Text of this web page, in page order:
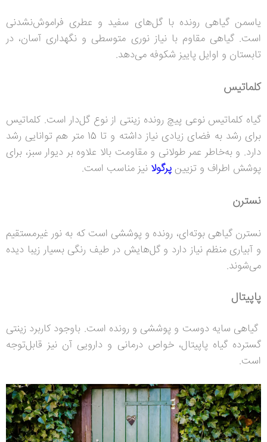
یاسمن گیاهی رونده با گل‌های سفید و عطری فراموش‌نشدنی
است. گیاهی مقاوم با نیاز نوری متوسطی و نگهداری آسان، در
تابستان و اوایل پاییز شکوفه می‌دهد.
کلماتیس
گیاه کلماتیس نوعی پیچ رونده زینتی از نوع گل‌دار است. کلماتیس
برای رشد به فضای زیادی نیاز داشته و تا 15 متر هم توانایی رشد
دارد. و به‌خاطر عمر طولانی و مقاومت بالا علاوه بر دیوار سبز، برای
پوشش اطراف و تزیینپرگولا نیز مناسب است.
نسترن
نسترن گیاهی بوته‌ای، رونده و پوششی است که به نور غیرمستقیم
و آبیاری منظم نیاز دارد و گل‌هایش در طیف رنگی بسیار زیبا دیده
می‌شوند.
پاپیتال
گیاهی سایه دوست و پوششی و رونده است. باوجود کاربرد زینتی
گسترده گیاه پاپیتال، خواص درمانی و دارویی آن نیز قابل‌توجه
است.